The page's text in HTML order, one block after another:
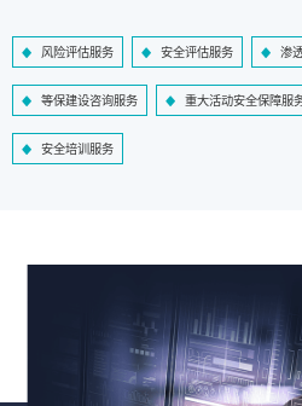
风险评估服务 安全评估服务 渗
等保建设咨询服务 重大活动安全保障服
安全培训服务